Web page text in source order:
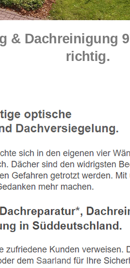
& Dachreinigung
richtig.